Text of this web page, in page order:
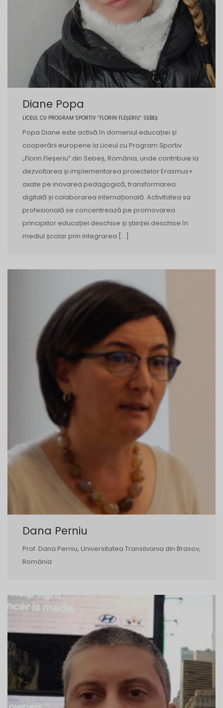
Diane Popa
LICEUL CU PROGRAM SPORTIV “FLORIN FLEȘERIU” SEBEȘ
Popa Diane este activă în domeniul educației și
cooperării europene la Liceul cu Program Sportiv
„Florin Fleșeriu” din Sebeș, România, unde contribuie la
dezvoltarea și implementarea proiectelor Erasmus+
axate pe inovarea pedagogică, transformarea
digitală și colaborarea internațională. Activitatea sa
profesională se concentrează pe promovarea
principiilor educației deschise și științei deschise în
mediul școlar prin integrarea […]
Dana Perniu
Prof. Dana Perniu, Universitatea Transilvania din Brasov,
România